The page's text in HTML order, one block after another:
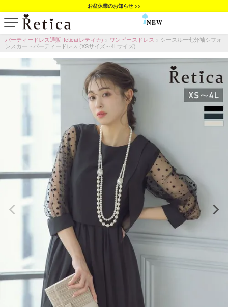
お盆休業のお知らせ >>
NEW
パーティードレス通販Retica(レティカ) ワンピースドレス
シースルー七分袖シフォ
ンスカートパーティードレス (XSサイズ～4Lサイズ)